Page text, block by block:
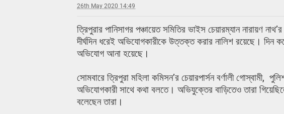
26th May 2020 14:49
ত্রিপুরার পানিসাগর পঞ্চায়েত সমিতির ভাইস চেয়ারম্যান নারায়ণ
দীর্ঘদিন ধরেই অভিযোগকারীকে উত্তক্ত করার নালিশ রয়েছে। দিন
অভিযোগ আনা হয়েছে।
সোমবারে ত্রিপুরা মহিলা কমিসন’র চেয়ারপার্সন বর্ণালী গোস্বামী,
অভিযোগকারী সাথে কথা বলতে। অভিযুক্তের বাড়িতেও তারা
বলেছেন তারা।